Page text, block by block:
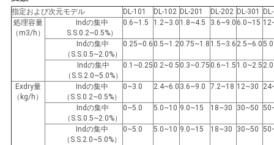
事
引
指定および次元モデル DL-101 DL-102 DL-201 DL-202 DL-301
処理容量
（m3/h）
Indの集中
S.S.0.2~0.5%）
0.6~1.5 1.2~3.0 1.8~4.5 3.6~9.0 6.0~15
Indの集中
（S.S.0.5~2.0%）
0.25~0.6 0.5~1.20.75~1.8 1.5~3.6 2.5~6.0
Indの集中
（S.S.2.0~5.0%）
0.1~0.25 0.2~0.5 0.3~0.75 0.6~1.5 1.0~2.5
Exdry量
（kg/h）
Indの集中
（S.S.0.2~0.5%）
0~3.0 2.4~6.0 3.6~9.0 7.2~18 12~30
Indの集中
（S.S.0.5~2.0%）
0~5.0 5.0~10 9.0~15 18~30 30~50
Indの集中
（S.S.2.0~5.0%）
0~5.0 5.0~10 9.0~15 18~30 30~50